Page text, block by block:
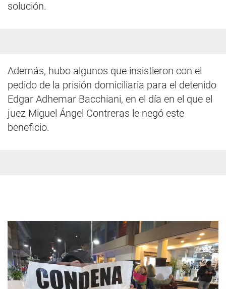
solución.
Además, hubo algunos que insistieron con el
pedido de la prisión domiciliaria para el detenido
Edgar Adhemar Bacchiani, en el día en el que el
juez Miguel Ángel Contreras le negó este
beneficio.